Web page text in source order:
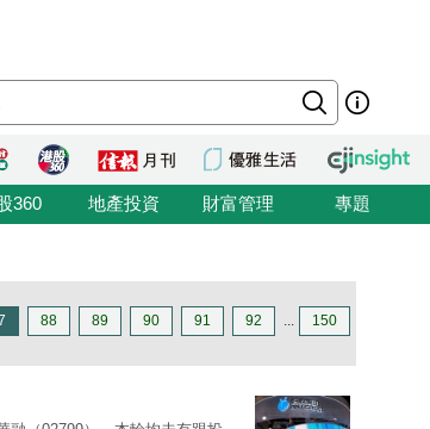
360 地產投資 財富管理 專題
88 89 90 91 92 ... 150